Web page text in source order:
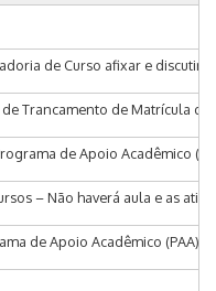
de Curso afixar e discutir
Trancamento de Matrícula
de Apoio Acadêmico
– Não haverá aula e as
de Apoio Acadêmico (PAA)